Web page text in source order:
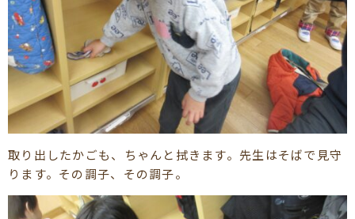
取り出したかごも、ちゃんと拭きます。先生はそばで見守
ります。その調子、その調子。